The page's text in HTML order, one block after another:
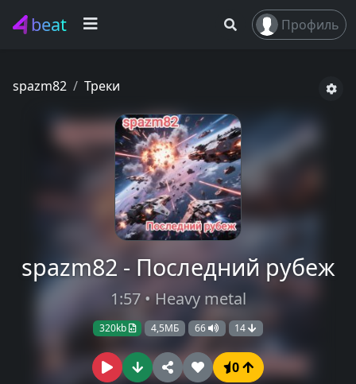
beat Профиль
spazm82 Треки
spazm82 - Последний рубеж
1:57 • Heavy metal
320kb 4,5МБ 66 14
0